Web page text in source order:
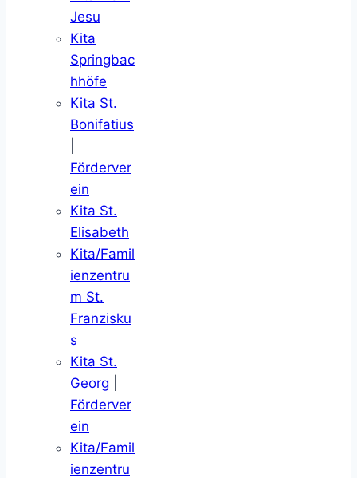
Jesu
Kita
Springbac
hhöfe
Kita St.
Bonifatius
Förderver
ein
Kita St.
Elisabeth
Kita/Famil
ienzentru
m St.
Franzisku
s
Kita St.
Georg
Förderver
ein
Kita/Famil
ienzentru